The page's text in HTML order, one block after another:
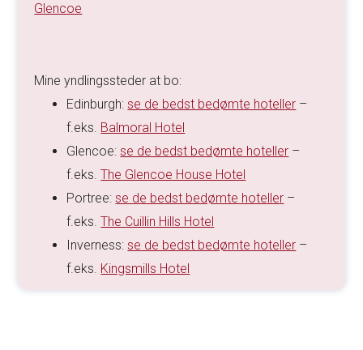
Glencoe
Mine yndlingssteder at bo:
Edinburgh:se de bedst bedømte hoteller –
f.eks. Balmoral Hotel
Glencoe:se de bedst bedømte hoteller –
f.eks.The Glencoe House Hotel
Portree:se de bedst bedømte hoteller –
f.eks.The Cuillin Hills Hotel
Inverness:se de bedst bedømte hoteller –
f.eks. Kingsmills Hotel